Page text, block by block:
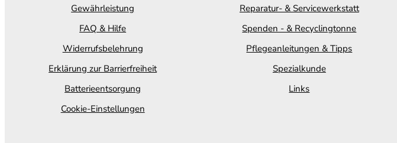
Gewährleistung
FAQ & Hilfe
Widerrufsbelehrung
Erklärung zur Barrierfreiheit
Batterieentsorgung
Cookie-Einstellungen
Reparatur- & Servicewerkstatt
Spenden - & Recyclingtonne
Pflegeanleitungen & Tipps
Spezialkunde
Links